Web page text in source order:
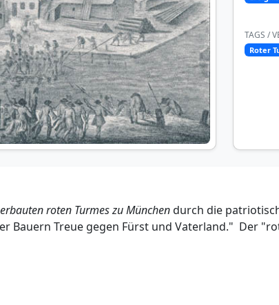
TAGS /
Roter
roten Turmes zu Münchendurch die
Bauern Treue gegen Fürst und Vaterland." Der